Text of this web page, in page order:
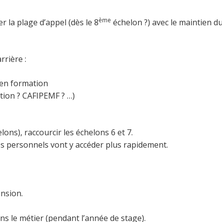
la plage d’appel (dès le 8ème échelon ?) avec le maintien
:
formation
? CAFIPEMF ? …)
raccourcir les échelons 6 et 7.
personnels vont y accéder plus rapidement.
le métier (pendant l’année de stage).